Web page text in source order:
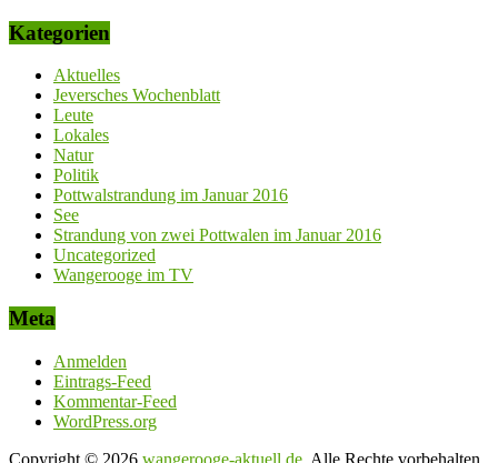
Kategorien
Aktuelles
Jeversches Wochenblatt
Leute
Lokales
Natur
Politik
Pottwalstrandung im Januar 2016
See
Strandung von zwei Pottwalen im Januar 2016
Uncategorized
Wangerooge im TV
Meta
Anmelden
Eintrags-Feed
Kommentar-Feed
WordPress.org
Copyright © 2026 wangerooge-aktuell.de . Alle Rechte vorbehalten.